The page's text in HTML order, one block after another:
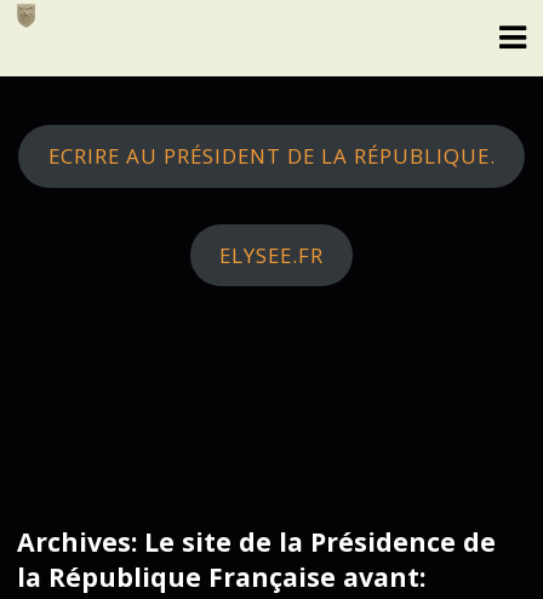
Skip
ECRIRE AU PRÉSIDENT DE LA RÉPUBLIQUE.
ELYSEE.FR
Archives: Le site de la Présidence de
la République Française avant: